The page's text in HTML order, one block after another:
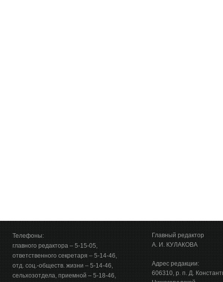
Телефоны:
главного редактора – 5-15-05,
ответственного секретаря – 5-14-46,
отд. соц.-обществ. жизни – 5-14-46,
сельхозотдела, приемной – 5-18-46,
Главный редактор
А. И. КУЛАКОВА
Адрес редакции:
606310, р. п. Д.